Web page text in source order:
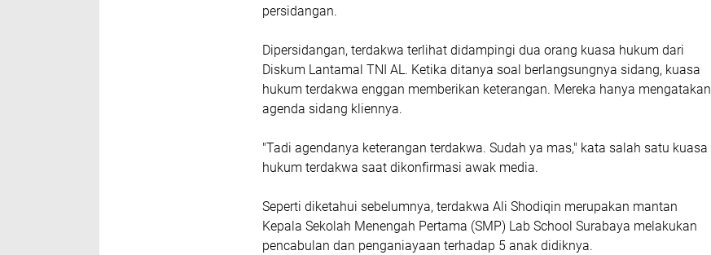
persidangan.
Dipersidangan, terdakwa terlihat didampingi dua orang kuasa hukum dari
Diskum Lantamal TNI AL. Ketika ditanya soal berlangsungnya sidang, kuasa
hukum terdakwa enggan memberikan keterangan. Mereka hanya mengatakan
agenda sidang kliennya.
"Tadi agendanya keterangan terdakwa. Sudah ya mas," kata salah satu kuasa
hukum terdakwa saat dikonfirmasi awak media.
Seperti diketahui sebelumnya, terdakwa Ali Shodiqin merupakan mantan
Kepala Sekolah Menengah Pertama (SMP) Lab School Surabaya melakukan
pencabulan dan penganiayaan terhadap 5 anak didiknya.